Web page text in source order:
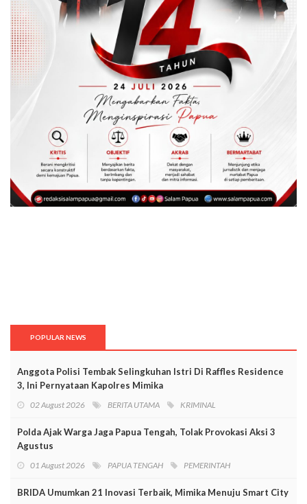
POPULAR NEWS
Anggota Polisi Tembak Selingkuhan Istri Di Raffles Residence
3, Ini Pernyataan Kapolres Mimika
02 August 2026 BERITA UTAMA KRIMINAL
Polda Ajak Warga Jaga Papua Tengah, Tolak Provokasi Aksi 3
Agustus
01 August 2026 PAPUA TENGAH PEMERINTAH
BRIDA Umumkan 21 Inovasi Terbaik, Mimika Menuju Smart City